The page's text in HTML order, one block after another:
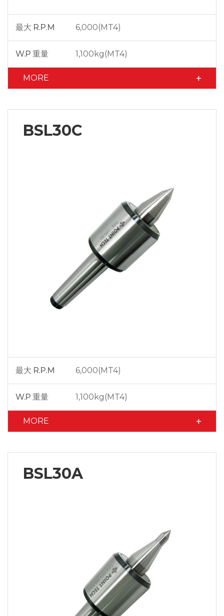
最大 R.P.M 6,000(MT4)
W.P 重量 1,100kg(MT4)
MORE
BSL30C
最大 R.P.M 6,000(MT4)
W.P 重量 1,100kg(MT4)
MORE
BSL30A